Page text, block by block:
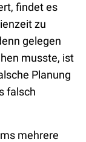
findet es
zu
gelegen
musste, ist
Planung
falsch
mehrere